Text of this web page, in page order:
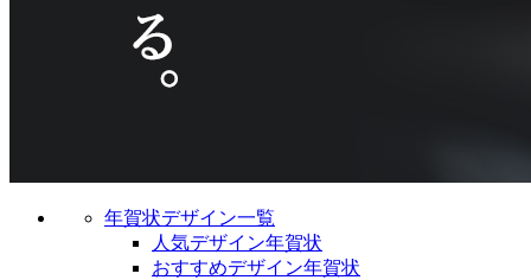
年賀状デザイン一覧
人気デザイン年賀状
おすすめデザイン年賀状